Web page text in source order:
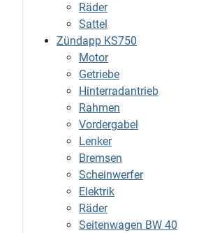
Räder
Sattel
Zündapp KS750
Motor
Getriebe
Hinterradantrieb
Rahmen
Vordergabel
Lenker
Bremsen
Scheinwerfer
Elektrik
Räder
Seitenwagen BW 40